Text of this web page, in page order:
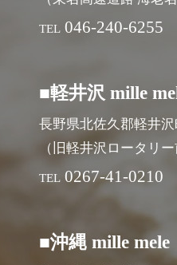
TEL 046-240-6255
■軽井沢 mille
長野県北佐久郡軽井
（旧軽井沢ロータリー
TEL 0267-41-0210
■沖縄 mille